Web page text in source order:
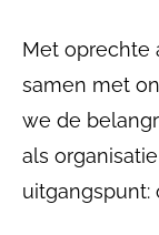
Met oprechte
samen met
we de
als
uitgangspunt: